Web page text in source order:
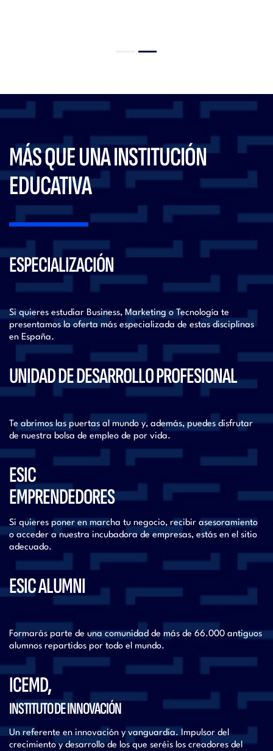
MÁS QUE UNA INSTITUCIÓN
EDUCATIVA
ESPECIALIZACIÓN
Si quieres estudiar Business, Marketing o Tecnología te
presentamos la oferta más especializada de estas disciplinas
en España.
UNIDAD DE DESARROLLO PROFESIONAL
Te abrimos las puertas al mundo y, además, puedes disfrutar
de nuestra bolsa de empleo de por vida.
ESIC
EMPRENDEDORES
Si quieres poner en marcha tu negocio, recibir asesoramiento
o acceder a nuestra incubadora de empresas, estás en el sitio
adecuado.
ESIC ALUMNI
Formarás parte de una comunidad de más de 66.000 antiguos
alumnos repartidos por todo el mundo.
ICEMD,
INSTITUTO DE INNOVACIÓN
Un referente en innovación y vanguardia. Impulsor del
crecimiento y desarrollo de los que seréis los creadores del